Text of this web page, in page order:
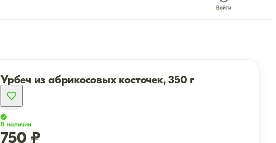
Войти
Урбеч из абрикосовых косточек, 350 г
В наличии
750 ₽